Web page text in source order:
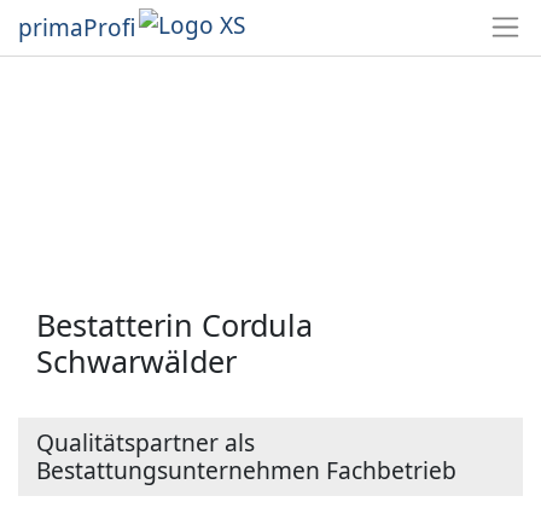
primaProfi
Bestatterin Cordula
Schwarwälder
Qualitätspartner als
Bestattungsunternehmen Fachbetrieb